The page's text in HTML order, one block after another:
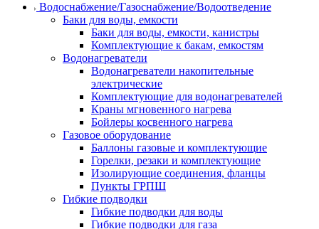
Водоснабжение/Газоснабжение/Водоотведение
Баки для воды, емкости
Баки для воды, емкости, канистры
Комплектующие к бакам, емкостям
Водонагреватели
Водонагреватели накопительные
электрические
Комплектующие для водонагревателей
Краны мгновенного нагрева
Бойлеры косвенного нагрева
Газовое оборудование
Баллоны газовые и комплектующие
Горелки, резаки и комплектующие
Изолирующие соединения, фланцы
Пункты ГРПШ
Гибкие подводки
Гибкие подводки для воды
Гибкие подводки для газа